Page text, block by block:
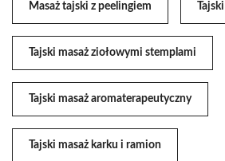
Masaż tajski z peelingiem
Tajski masaż ziołowymi stemplami
Tajski masaż aromaterapeutyczny
Tajski masaż karku i ramion